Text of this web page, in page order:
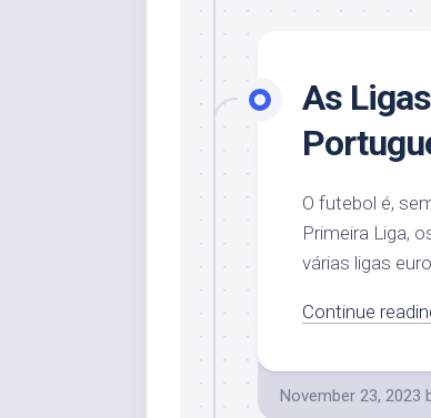
As
O futebol é,
Primeira Liga,
várias ligas
Continue
November 23, 2023